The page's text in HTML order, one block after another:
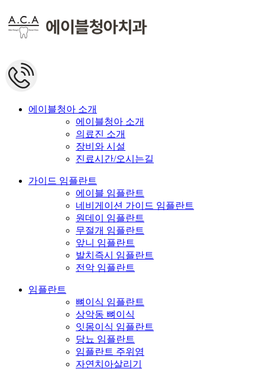
에이블청아 소개
에이블청아 소개
의료진 소개
장비와 시설
진료시간/오시는길
가이드 임플란트
에이블 임플란트
네비게이션 가이드 임플란트
원데이 임플란트
무절개 임플란트
앞니 임플란트
발치즉시 임플란트
전악 임플란트
임플란트
뼈이식 임플란트
상악동 뼈이식
잇몸이식 임플란트
당뇨 임플란트
임플란트 주위염
자연치아살리기